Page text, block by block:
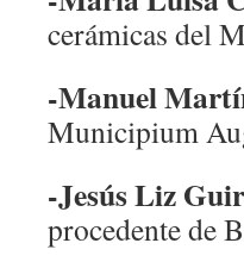
cerámicas del
-Manuel
Municipium
-Jesús Liz
procedente de